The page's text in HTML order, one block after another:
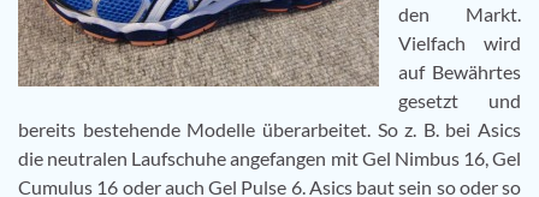
den Markt.
Vielfach wird
auf Bewährtes
gesetzt und
bereits bestehende Modelle überarbeitet. So z. B. bei Asics
die neutralen Laufschuhe angefangen mit Gel Nimbus 16, Gel
Cumulus 16 oder auch Gel Pulse 6. Asics baut sein so oder so